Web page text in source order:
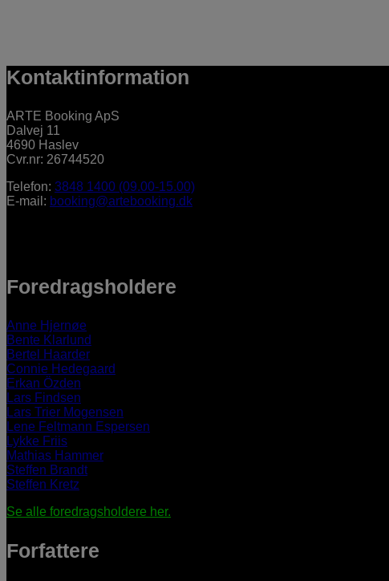
Kontaktinformation
ARTE Booking ApS
Dalvej 11
4690 Haslev
Cvr.nr: 26744520
Telefon: 3848 1400 (09.00-15.00)
E-mail: booking@artebooking.dk
Foredragsholdere
Anne Hjernøe
Bente Klarlund
Bertel Haarder
Connie Hedegaard
Erkan Özden
Lars Findsen
Lars Trier Mogensen
Lene Feltmann Espersen
Lykke Friis
Mathias Hammer
Steffen Brandt
Steffen Kretz
Se alle foredragsholdere her.
Forfattere